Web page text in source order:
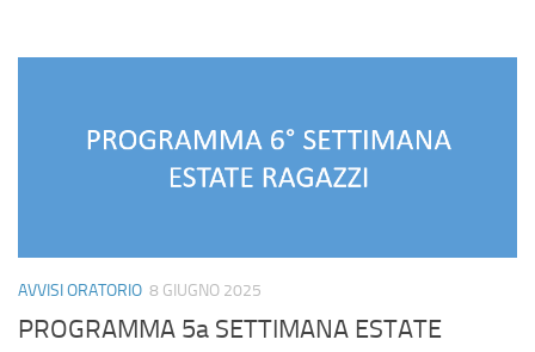
AVVISI ORATORIO 8 GIUGNO 2025
PROGRAMMA 5a SETTIMANA ESTATE